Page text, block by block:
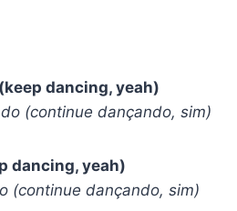
dancing, yeah)
(continue dançando, sim)
dancing, yeah)
(continue dançando, sim)